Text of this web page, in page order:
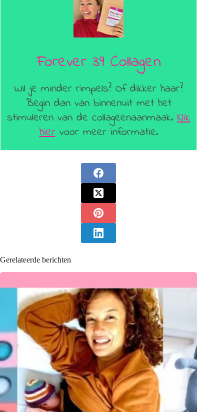
Forever 39 Collagen
Wil je minder rimpels? Of dikker haar?
Begin dan van binnenuit met het
stimuleren van de collageenaanmaak.Klik
hiervoor meer informatie.
Gerelateerde berichten